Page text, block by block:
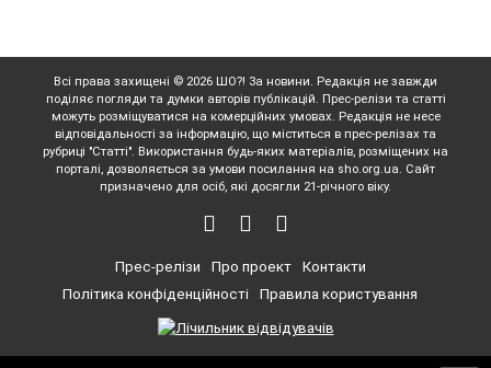
Всі права захищені © 2026 ШО?! За новини. Редакція не завжди
поділяє погляди та думки авторів публікацій. Прес-релізи та статті
можуть розміщуватися на комерційних умовах. Редакція не несе
відповідальності за інформацію, що міститься в прес-релізах та
рубриці "Статті". Використання будь-яких матеріалів, розміщених на
порталі, дозволяється за умови посилання на sho.org.ua. Сайт
призначено для осіб, які досягли 21-річного віку.
Прес-релізи Про проект
Контакти
Політика конфіденційності
Правила користування